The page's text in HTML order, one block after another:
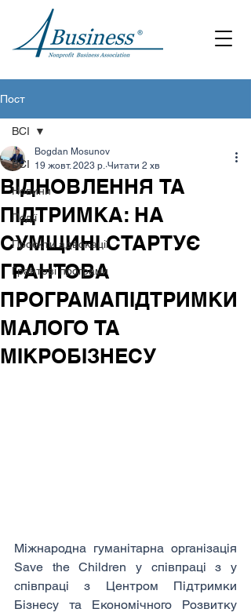
Пост
ВСІ
Новини
Події
Проєкти адвокації
Грантові програми
ВСІ
ВІДНОВЛЕННЯ ТА
ПІДТРИМКА: НА
СУМЩИНІ СТАРТУЄ
ГРАНТОВА
ПРОГРАМАПІДТРИМКИ
МАЛОГО ТА
МІКРОБІЗНЕСУ
Bogdan Mosunov
19 жовт. 2023 р. Читати 2 хв
Міжнародна гуманітарна організація
Save the Children у співпраці з у
співпраці з Центром Підтримки
Бізнесу та Економічного Розвитку